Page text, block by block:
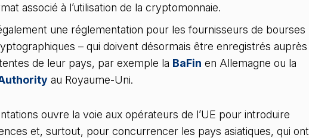
associé à l’utilisation de la cryptomonnaie.
une réglementation pour les fournisseurs de bourses
– qui doivent désormais être enregistrés auprès
de leur pays, par exemple la BaFin en Allemagne ou la
au Royaume-Uni.
ouvre la voie aux opérateurs de l’UE pour introduire
et, surtout, pour concurrencer les pays asiatiques, qui ont